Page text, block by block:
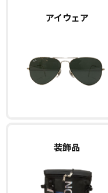
アイウェア
装飾品